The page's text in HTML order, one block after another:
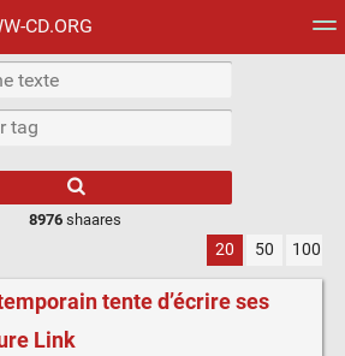
CD.ORG
d'images
8976 shaares
20 50 100
tente d’écrire ses
Link